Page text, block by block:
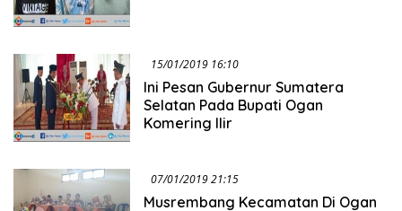
15/01/2019 16:10
Ini Pesan Gubernur Sumatera
Selatan Pada Bupati Ogan
Komering Ilir
07/01/2019 21:15
Musrembang Kecamatan Di Ogan